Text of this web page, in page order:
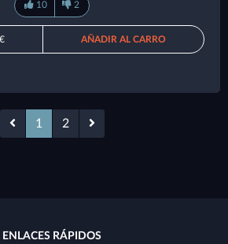
10 2
AÑADIR AL CARRO
1 2
ENLACES RÁPIDOS